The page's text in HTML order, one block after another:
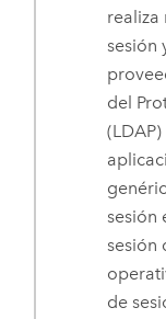
realiza
sesión
del
sesión
sesión
de